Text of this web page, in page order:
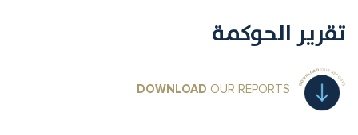
تقرير الحوكمة
DOWNLOAD OUR REPORTS